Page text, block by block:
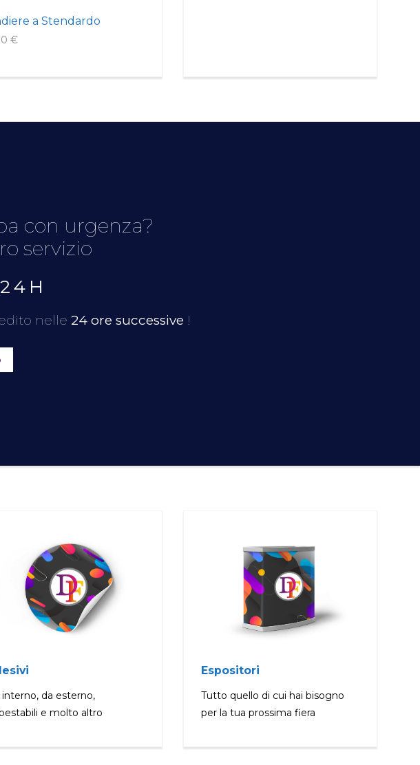
a Stendardo
€
con urgenza?
servizio
nelle 24 ore successive !
interno, da esterno,
e molto altro
Espositori
Tutto quello di cui hai bisogno
per la tua prossima fiera